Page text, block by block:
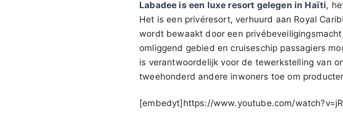
Labadee is een luxe resort gelegen in Haïti,
Het is een privéresort, verhuurd aan Royal
wordt bewaakt door een
omliggend gebied en cruiseschip passagiers
is verantwoordelijk voor de tewerkstelling van
tweehonderd andere inwoners toe om
[embedyt]https://www.youtube.com/